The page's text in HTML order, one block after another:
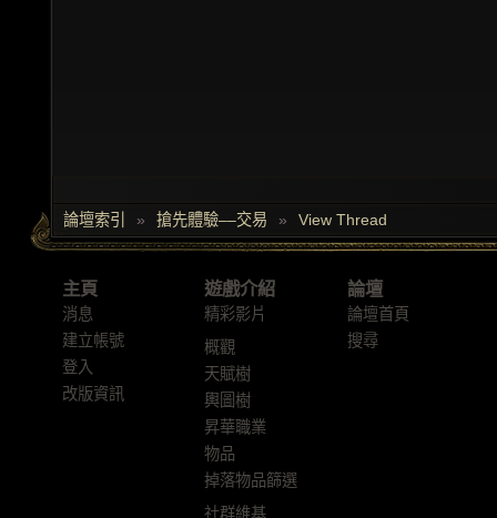
論壇索引 » 搶先體驗––交易 » View Thread
主頁
消息
建立帳號
登入
改版資訊
遊戲介紹
精彩影片
概觀
天賦樹
輿圖樹
昇華職業
物品
掉落物品篩選
社群維基
論壇
論壇首頁
搜尋